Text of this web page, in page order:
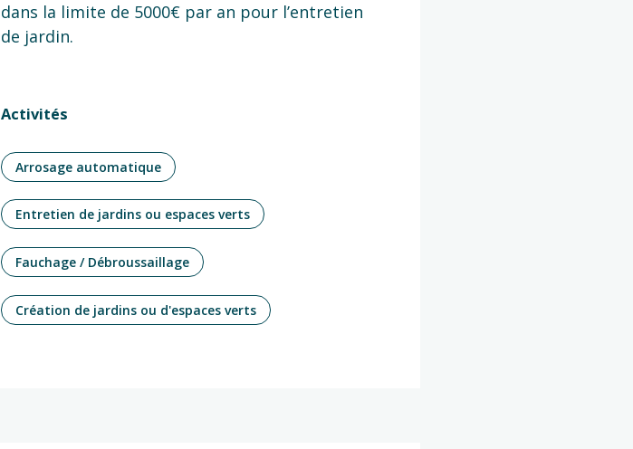
dans la limite de 5000€ par an pour l’entretien
de jardin.
Activités
Arrosage automatique
Entretien de jardins ou espaces verts
Fauchage / Débroussaillage
Création de jardins ou d'espaces verts